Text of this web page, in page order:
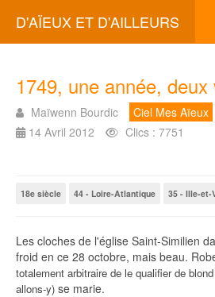
D'AÏEUX ET D'AILLEURS
1749, une année, deux
Maïwenn Bourdic
Ciel Mes Aïeux
14 Avril 2012
Clics : 7751
18e siècle 44 - Loire-Atlantique 35 - Ille-et-
Les cloches de l'église Saint-Similien
froid en ce 28 octobre, mais beau.
totalement arbitraire de le qualifier de
allons-y) se marie.